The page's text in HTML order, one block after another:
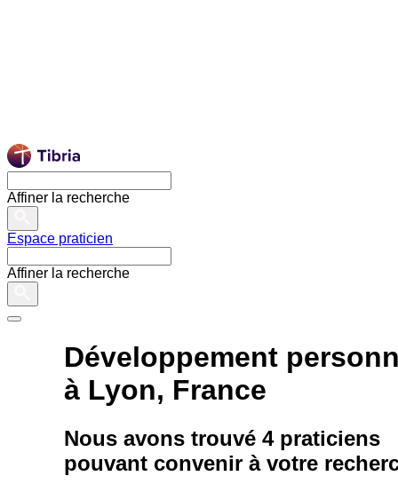
Affiner la recherche
Espace praticien
Affiner la recherche
Développement
à Lyon, France
Nous avons trouvé 4 praticiens
pouvant convenir à votre